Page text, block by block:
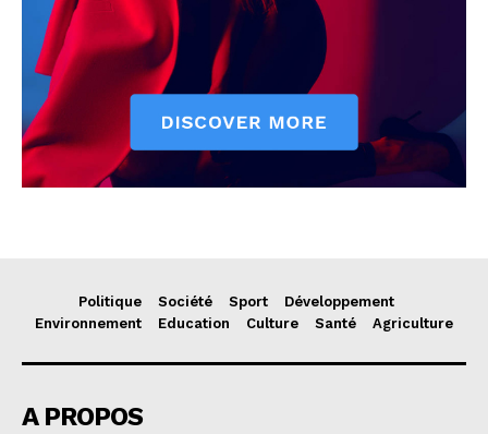
Politique Société Sport
Développement
Environnement
Education Culture Santé Agriculture
A PROPOS